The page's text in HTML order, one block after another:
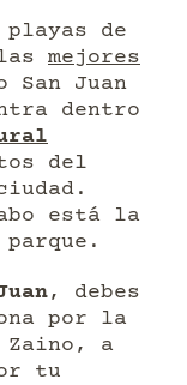
de
mejores
San Juan
dentro
del
está la
, debes
por la
a
tu